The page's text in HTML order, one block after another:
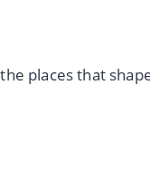
places that